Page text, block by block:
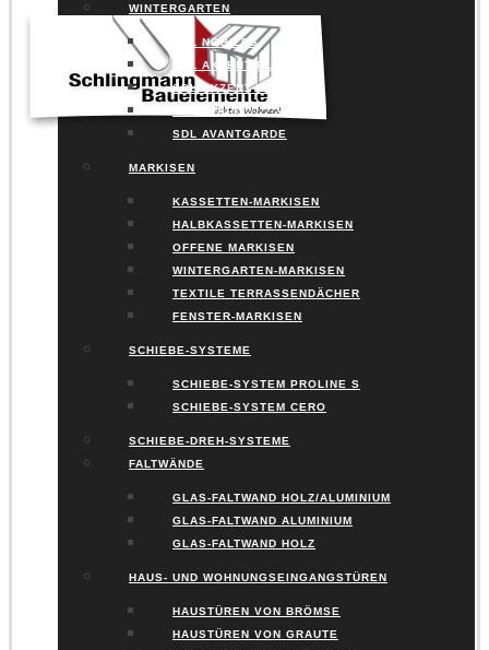
WINTERGARTEN
SDL NOBILES
SDL AKZENT PLUS
SDL AKZENT VISION
SDL AVALIS
SDL AVANTGARDE
MARKISEN
KASSETTEN-MARKISEN
HALBKASSETTEN-MARKISEN
OFFENE MARKISEN
WINTERGARTEN-MARKISEN
TEXTILE TERRASSENDÄCHER
FENSTER-MARKISEN
SCHIEBE-SYSTEME
SCHIEBE-SYSTEM PROLINE S
SCHIEBE-SYSTEM CERO
SCHIEBE-DREH-SYSTEME
FALTWÄNDE
GLAS-FALTWAND HOLZ/ALUMINIUM
GLAS-FALTWAND ALUMINIUM
GLAS-FALTWAND HOLZ
HAUS- UND WOHNUNGSEINGANGSTÜREN
HAUSTÜREN VON BRÖMSE
HAUSTÜREN VON GRAUTE